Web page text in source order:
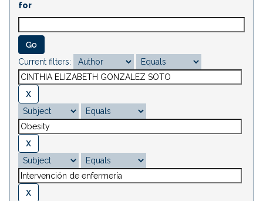
for
Current filters: